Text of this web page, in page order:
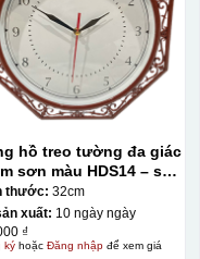
hồ treo tường đa giác
sơn màu HDS14 – số
thước: 32cm
xuất: 10 ngày ngày
₫
kýhoặc Đăng nhậpđể xem giá